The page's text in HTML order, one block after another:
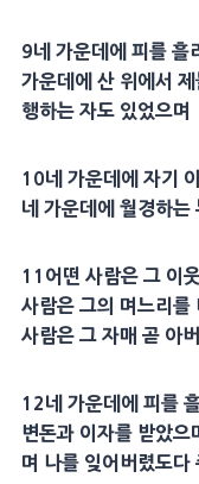
9네 가운데에 피를 흘
가운데에 산 위에서
행하는 자도 있었으며
10네 가운데에 자기
네 가운데에 월경하는
11어떤 사람은 그 이
사람은 그의 며느리를
사람은 그 자매 곧 아
12네 가운데에 피를
변돈과 이자를 받았으
며 나를 잊어버렸도다